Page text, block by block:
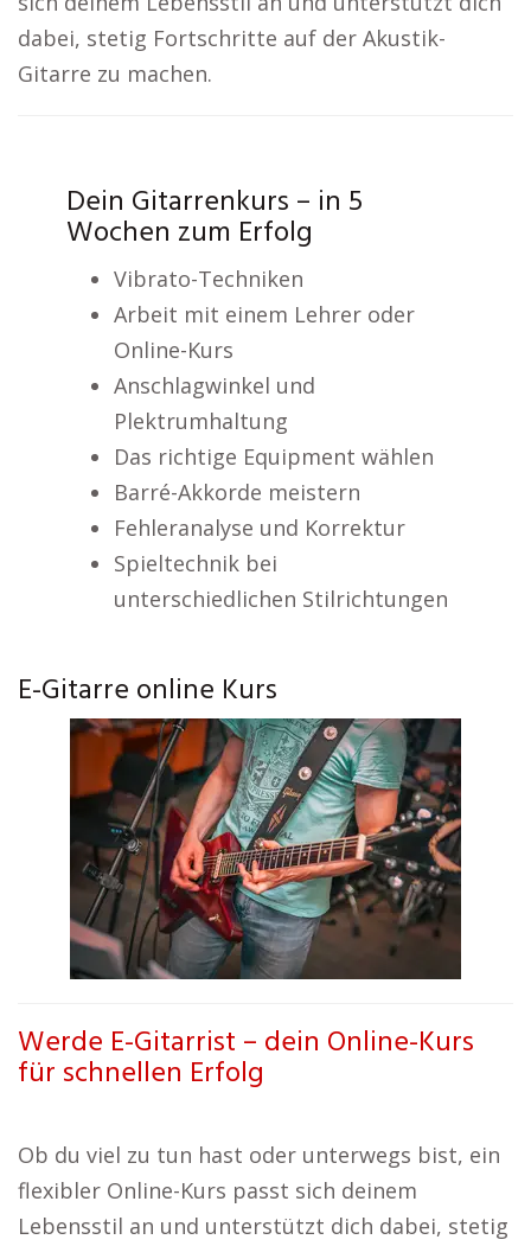
dabei, stetig Fortschritte auf der Akustik-
Gitarre zu machen.
Dein Gitarrenkurs – in 5
Wochen zum Erfolg
Vibrato-Techniken
Arbeit mit einem Lehrer oder
Online-Kurs
Anschlagwinkel und
Plektrumhaltung
Das richtige Equipment wählen
Barré-Akkorde meistern
Fehleranalyse und Korrektur
Spieltechnik bei
unterschiedlichen Stilrichtungen
E-Gitarre online Kurs
Werde E-Gitarrist – dein Online-Kurs
für schnellen Erfolg
Ob du viel zu tun hast oder unterwegs bist, ein
flexibler Online-Kurs passt sich deinem
Lebensstil an und unterstützt dich dabei, stetig